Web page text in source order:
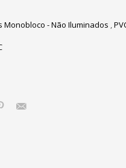
Monobloco - Não Iluminados ,